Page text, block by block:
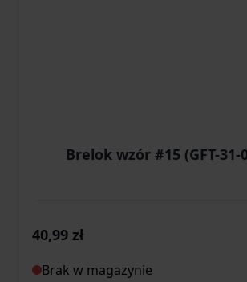
Brelok wzór #15 (GFT-31-
40,99 zł
Brak w magazynie